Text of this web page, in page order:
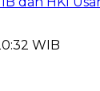
WIB